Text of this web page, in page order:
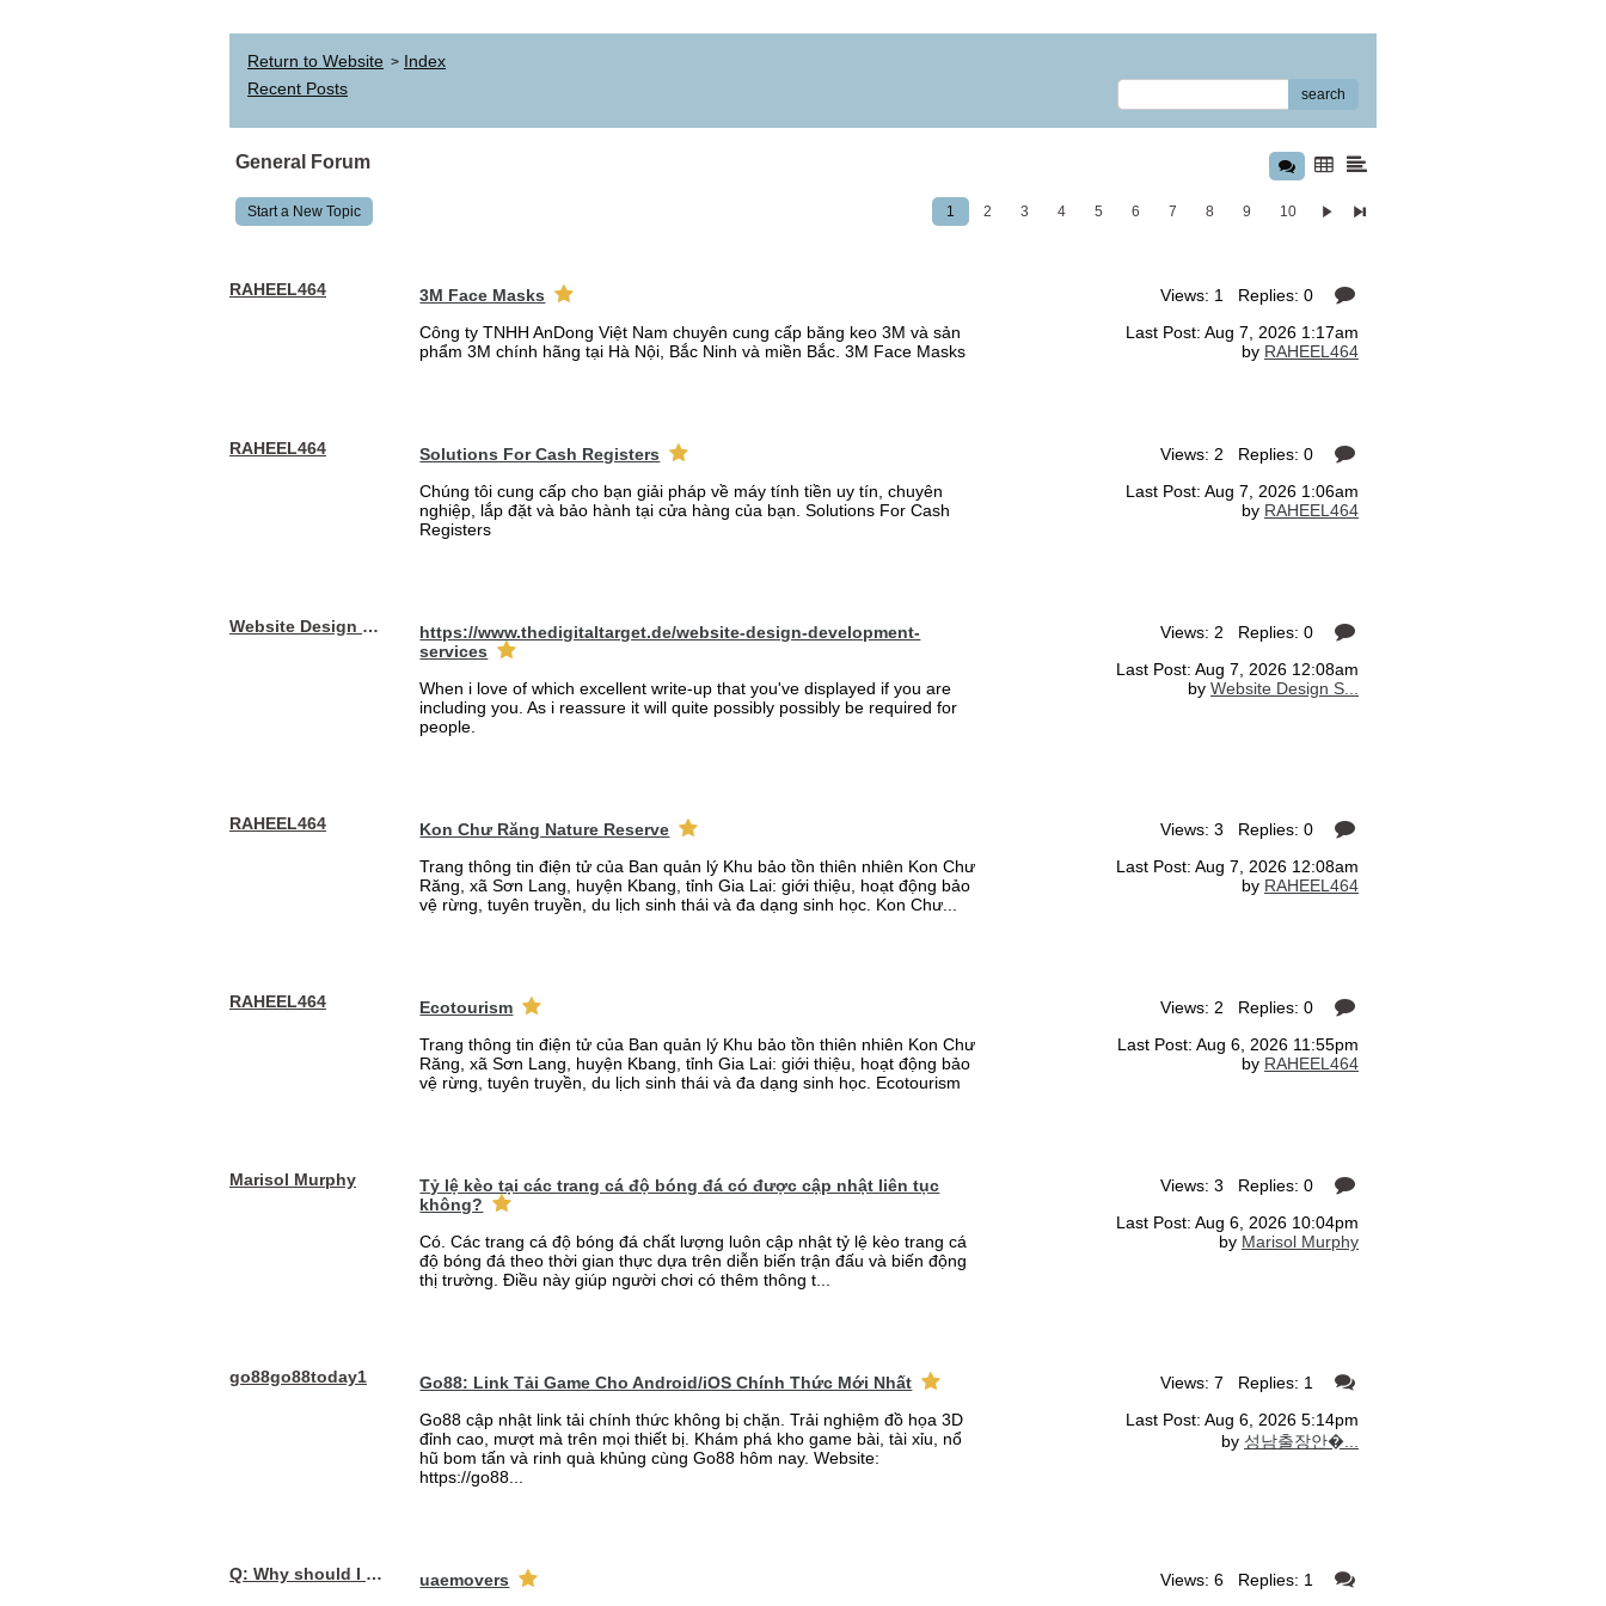
Return to Website > Index
Recent Posts
search
General Forum
Start a New Topic 1 2 3 4 5 6 7 8 9 10
RAHEEL464
3M Face Masks
Công ty TNHH AnDong Việt Nam chuyên cung cấp băng keo 3M và sản
phẩm 3M chính hãng tại Hà Nội, Bắc Ninh và miền Bắc. 3M Face Masks
Views: 1 Replies: 0
Last Post: Aug 7, 2026 1:17am
by RAHEEL464
RAHEEL464
Solutions For Cash Registers
Chúng tôi cung cấp cho bạn giải pháp về máy tính tiền uy tín, chuyên
nghiệp, lắp đặt và bảo hành tại cửa hàng của bạn. Solutions For Cash
Registers
Views: 2 Replies: 0
Last Post: Aug 7, 2026 1:06am
by RAHEEL464
Website Design Services berin
https://www.thedigitaltarget.de/website-design-development-
services
When i love of which excellent write-up that you've displayed if you are
including you. As i reassure it will quite possibly possibly be required for
people.
Views: 2 Replies: 0
Last Post: Aug 7, 2026 12:08am
by Website Design S...
RAHEEL464
Kon Chư Răng Nature Reserve
Trang thông tin điện tử của Ban quản lý Khu bảo tồn thiên nhiên Kon Chư
Răng, xã Sơn Lang, huyện Kbang, tỉnh Gia Lai: giới thiệu, hoạt động bảo
vệ rừng, tuyên truyền, du lịch sinh thái và đa dạng sinh học. Kon Chư...
Views: 3 Replies: 0
Last Post: Aug 7, 2026 12:08am
by RAHEEL464
RAHEEL464
Ecotourism
Trang thông tin điện tử của Ban quản lý Khu bảo tồn thiên nhiên Kon Chư
Răng, xã Sơn Lang, huyện Kbang, tỉnh Gia Lai: giới thiệu, hoạt động bảo
vệ rừng, tuyên truyền, du lịch sinh thái và đa dạng sinh học. Ecotourism
Views: 2 Replies: 0
Last Post: Aug 6, 2026 11:55pm
by RAHEEL464
Marisol Murphy
Tỷ lệ kèo tại các trang cá độ bóng đá có được cập nhật liên tục
không?
Có. Các trang cá độ bóng đá chất lượng luôn cập nhật tỷ lệ kèo trang cá
độ bóng đá theo thời gian thực dựa trên diễn biến trận đấu và biến động
thị trường. Điều này giúp người chơi có thêm thông t...
Views: 3 Replies: 0
Last Post: Aug 6, 2026 10:04pm
by Marisol Murphy
go88go88today1
Go88: Link Tải Game Cho Android/iOS Chính Thức Mới Nhất
Go88 cập nhật link tải chính thức không bị chặn. Trải nghiệm đồ họa 3D
đỉnh cao, mượt mà trên mọi thiết bị. Khám phá kho game bài, tài xỉu, nổ
hũ bom tấn và rinh quà khủng cùng Go88 hôm nay. Website:
https://go88...
Views: 7 Replies: 1
Last Post: Aug 6, 2026 5:14pm
by 성남출장안�...
Q: Why should I choose affordable handyman movers in Dubai for my relocation and maintenance needs?
uaemovers
Views: 6 Replies: 1